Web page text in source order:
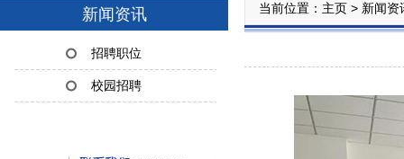
新闻资讯
招聘职位
校园招聘
当前位置： 主页 > 新闻资